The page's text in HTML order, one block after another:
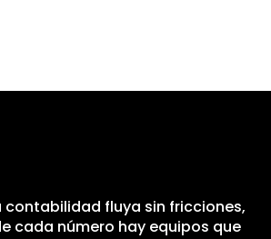
contabilidad fluya sin fricciones,
cada número hay equipos que